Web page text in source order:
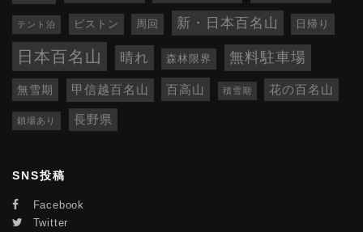
テント泊 ピストン 周回 新・日本百名山 日帰り
日本百名山 晴れ 森林限界 無料駐車場
無雪期 甲信越百名山 百高山 積雪期 花の百名山
鎖場あり 長野県
SNS投稿
Facebook
Twitter